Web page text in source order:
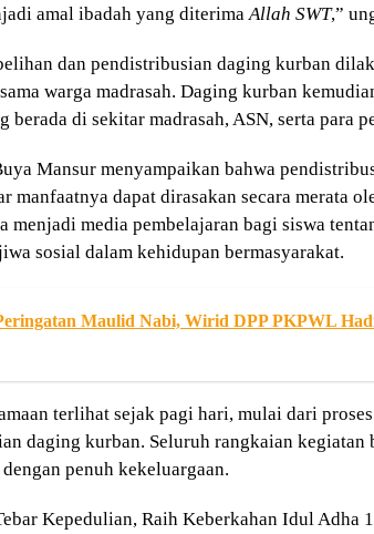
amal ibadah yang diterimaAllah SWT,”
dan pendistribusian daging kurban
warga madrasah. Daging kurban
berada di sekitar madrasah, ASN, serta para
Mansur menyampaikan bahwa
manfaatnya dapat dirasakan secara merata
menjadi media pembelajaran bagi siswa
sosial dalam kehidupan bermasyarakat.
Maulid Nabi, Wirid DPP PKPWL
terlihat sejak pagi hari, mulai dari
daging kurban. Seluruh rangkaian kegiatan
penuh kekeluargaan.
Kepedulian, Raih Keberkahan Idul Adha